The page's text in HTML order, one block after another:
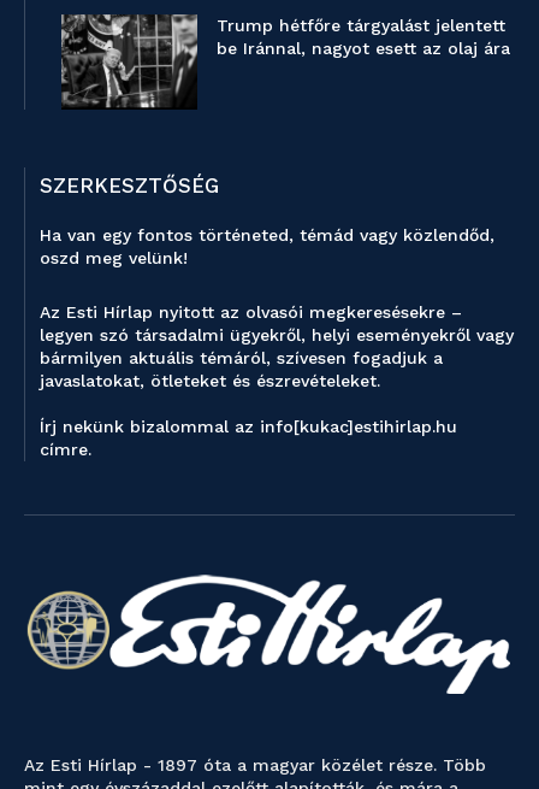
Trump hétfőre tárgyalást jelentett
be Iránnal, nagyot esett az olaj ára
SZERKESZTŐSÉG
Ha van egy fontos történeted, témád vagy közlendőd,
oszd meg velünk!
Az Esti Hírlap nyitott az olvasói megkeresésekre –
legyen szó társadalmi ügyekről, helyi eseményekről vagy
bármilyen aktuális témáról, szívesen fogadjuk a
javaslatokat, ötleteket és észrevételeket.
Írj nekünk bizalommal az info[kukac]estihirlap.hu
címre.
Az Esti Hírlap - 1897 óta a magyar közélet része. Több